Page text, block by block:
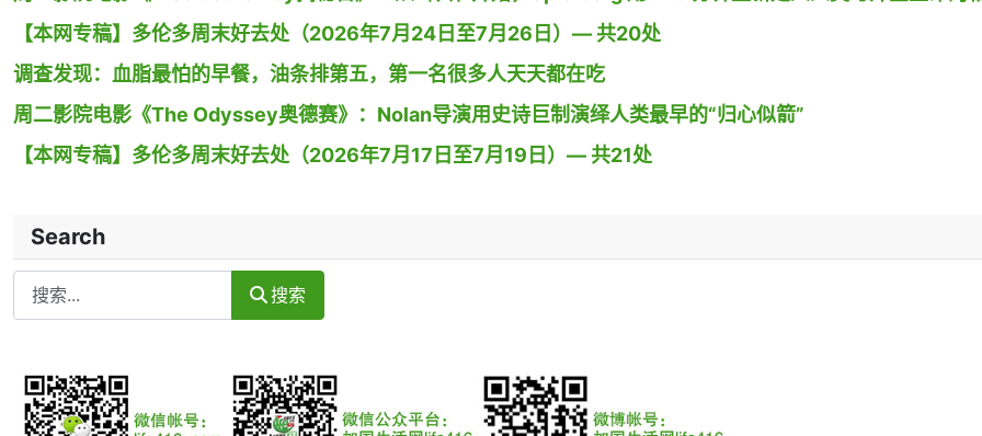
【本网专稿】多伦多周末好去处（2026年7月24日至7月26日）— 共20处
调查发现：血脂最怕的早餐，油条排第五，第一名很多人天天都在吃
周二影院电影《The Odyssey奥德赛》：Nolan导演用史诗巨制演绎人类最早的“归心似箭”
【本网专稿】多伦多周末好去处（2026年7月17日至7月19日）— 共21处
Search
Search
搜索